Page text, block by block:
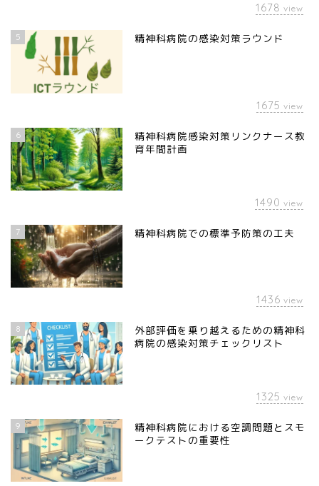
1678 view
5 精神科病院の感染対策ラウンド
1675 view
6
精神科病院感染対策リンクナース教
育年間計画
1490 view
7 精神科病院での標準予防策の工夫
1436 view
8
外部評価を乗り越えるための精神科
病院の感染対策チェックリスト
1325 view
9
精神科病院における空調問題とスモ
ークテストの重要性